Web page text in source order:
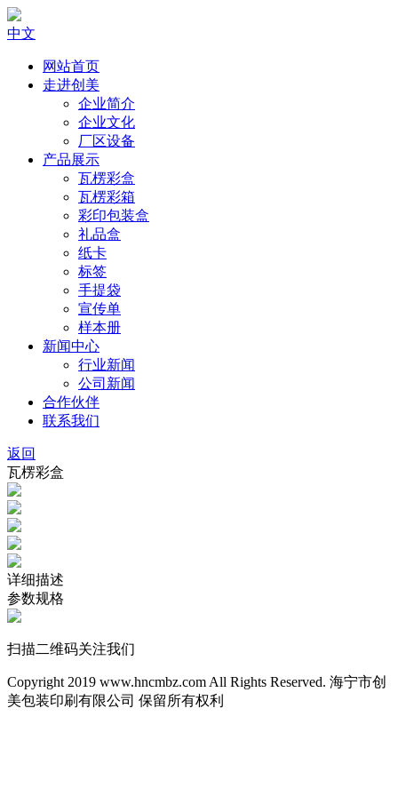
中文
网站首页
走进创美
企业简介
企业文化
厂区设备
产品展示
瓦楞彩盒
瓦楞彩箱
彩印包装盒
礼品盒
纸卡
标签
手提袋
宣传单
样本册
新闻中心
行业新闻
公司新闻
合作伙伴
联系我们
返回
瓦楞彩盒
详细描述
参数规格
扫描二维码关注我们
Copyright 2019 www.hncmbz.com All Rights Reserved. 海宁市创
美包装印刷有限公司 保留所有权利